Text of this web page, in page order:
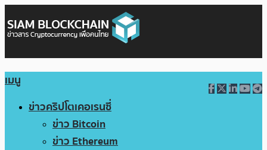
เมนู
ข่าวคริปโตเคอเรนซี่
ข่าว Bitcoin
ข่าว Ethereum